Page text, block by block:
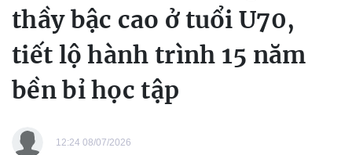
thầy bậc cao ở tuổi U70,
tiết lộ hành trình 15 năm
bền bỉ học tập
12:24 08/07/2026